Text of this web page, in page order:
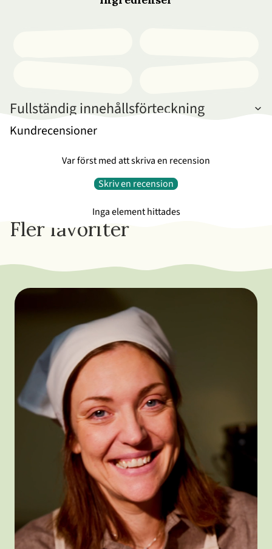
Fullständig innehållsförteckning
Kundrecensioner
Var först med att skriva en recension
Skriv en recension
Inga element hittades
Fler favoriter